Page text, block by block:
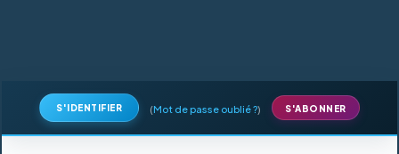
S'IDENTIFIER (Mot de passe oublié ?) S'ABONNER